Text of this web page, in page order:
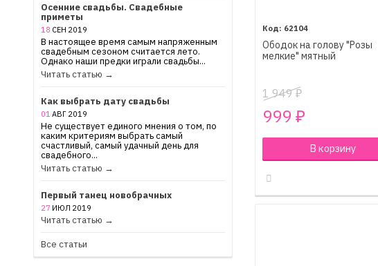
Осенние свадьбы. Свадебные
приметы
18 СЕН 2019
В настоящее время самым напряженным
свадебным сезоном считается лето.
Однако наши предки играли свадьбы...
Читать статью →
Как выбрать дату свадьбы
01 АВГ 2019
Не существует единого мнения о том, по
каким критериям выбрать самый
счастливый, самый удачный день для
свадебного...
Читать статью →
Первый танец новобрачных
27 ИЮЛ 2019
Читать статью →
Все статьи
62104
Ободок на голову "Розы
мелкие" мятный
1 949₽
999 ₽
В корзину